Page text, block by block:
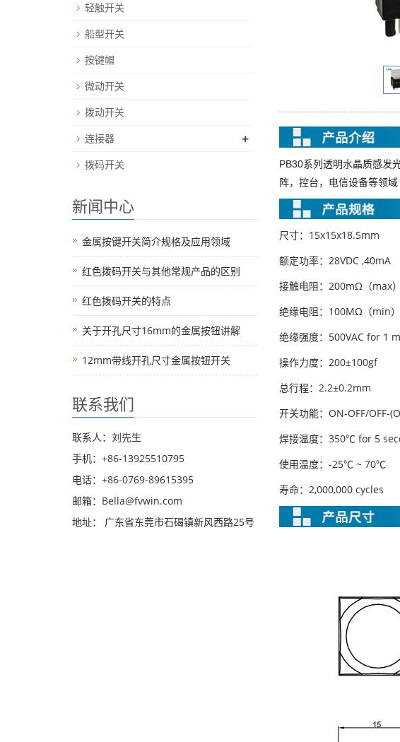
PB30系列透明水晶质感发
阵，控台，电信设备等领域
尺寸：15x15x18.5mm
额定功率：28VDC ,40mA
接触电阻：200mΩ（max）
绝缘电阻：100MΩ（min）
绝缘强度：500VAC for 1
操作力度：200±100gf
总行程：2.2±0.2mm
开关功能：ON-OFF/OFF-
焊接温度：350℃ for 5
使用温度：-25℃ ~ 70℃
寿命：2,000,000 cycles
轻触开关
船型开关
按键帽
微动开关
拨动开关
连接器
+
拨码开关
新闻中心
金属按键开关简介规格及应用领域
红色拨码开关与其他常规产品的区别
红色拨码开关的特点
关于开孔尺寸16mm的金属按钮讲解
12mm带线开孔尺寸金属按钮开关
联系我们
联系人：刘先生
手机：+86-13925510795
电话：+86-0769-89615395
邮箱：Bella@fvwin.com
地址： 广东省东莞市石碣镇新风西路25号